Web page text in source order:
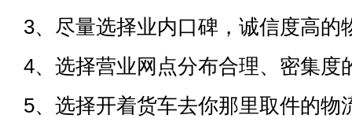
3、尽量选择业内口碑，诚信度高的
4、选择营业网点分布合理、密集度
5、选择开着货车去你那里取件的物